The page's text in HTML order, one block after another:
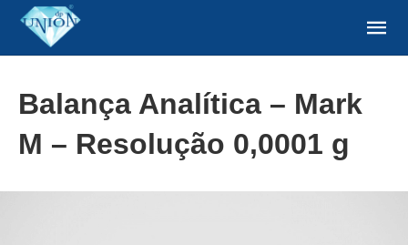
Balança Analítica – Mark
M – Resolução 0,0001 g